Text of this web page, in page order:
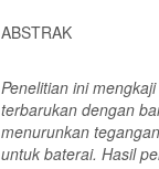
ABSTRAK
Penelitian ini
terbarukan dengan
menurunkan
untuk baterai. Hasil